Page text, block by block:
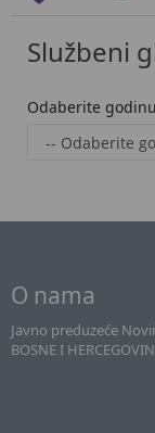
Službeni
Odaberite godinu
O nama
Javno preduzeće
BOSNE I